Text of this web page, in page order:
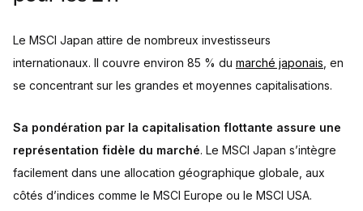
Le MSCI Japan attire de nombreux investisseurs
internationaux. Il couvre environ 85 % du marché japonais , en
se concentrant sur les grandes et moyennes capitalisations.
Sa pondération par la capitalisation flottante assure une
représentation fidèle du marché. Le MSCI Japan s’intègre
facilement dans une allocation géographique globale, aux
côtés d’indices comme le MSCI Europe ou le MSCI USA.